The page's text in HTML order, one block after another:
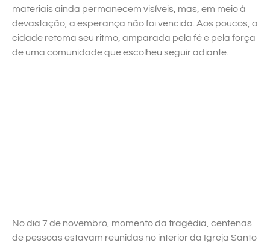
materiais ainda permanecem visíveis, mas, em meio à
devastação, a esperança não foi vencida. Aos poucos, a
cidade retoma seu ritmo, amparada pela fé e pela força
de uma comunidade que escolheu seguir adiante.
No dia 7 de novembro, momento da tragédia, centenas
de pessoas estavam reunidas no interior da Igreja Santo